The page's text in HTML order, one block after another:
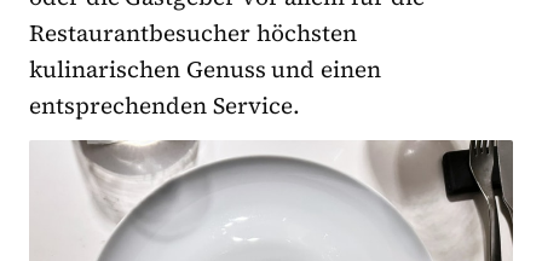
Restaurantbesucher höchsten
kulinarischen Genuss und einen
entsprechenden Service.